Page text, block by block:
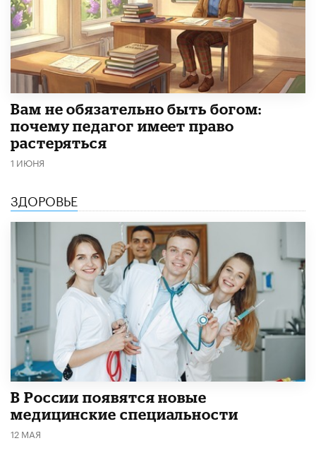
​Вам не обязательно быть богом:
почему педагог имеет право
растеряться
1 ИЮНЯ
ЗДОРОВЬЕ
В России появятся новые
медицинские специальности
12 МАЯ